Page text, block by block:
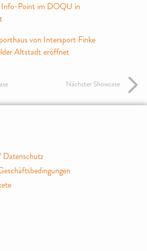
Point im DOQU in
von Intersport Finke
Altstadt eröffnet
Nächster Showcase
Datenschutz